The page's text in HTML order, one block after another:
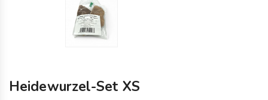
Heidewurzel-Set XS